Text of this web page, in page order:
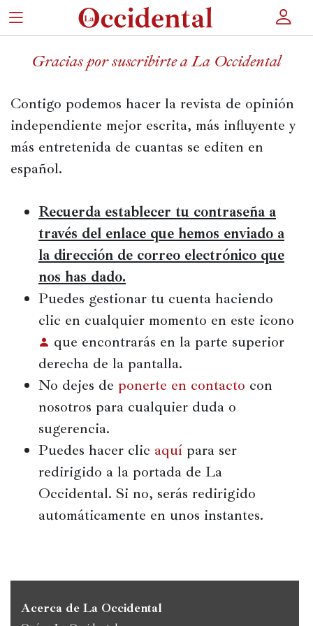
×
Portada
Actualidad
Cultura
Autores
Revista
Actualidad
Política
España
Iberoamérica
Occidente
Resto
mundo
Libros
Gracias por suscribirte a La Occidental
Contigo podemos hacer la revista de opinión
independiente mejor escrita, más influyente y
más entretenida de cuantas se editen en
español.
Recuerda establecer tu contraseña a
través del enlace que hemos enviado a
la dirección de correo electrónico que
nos has dado.
Puedes gestionar tu cuenta haciendo
clic en cualquier momento en este icono
que encontrarás en la parte superior
derecha de la pantalla.
No dejes de ponerte en contacto con
nosotros para cualquier duda o
sugerencia.
Puedes hacer clic aquí para ser
redirigido a la portada de La
Occidental. Si no, serás redirigido
automáticamente en unos instantes.
Acerca de La Occidental